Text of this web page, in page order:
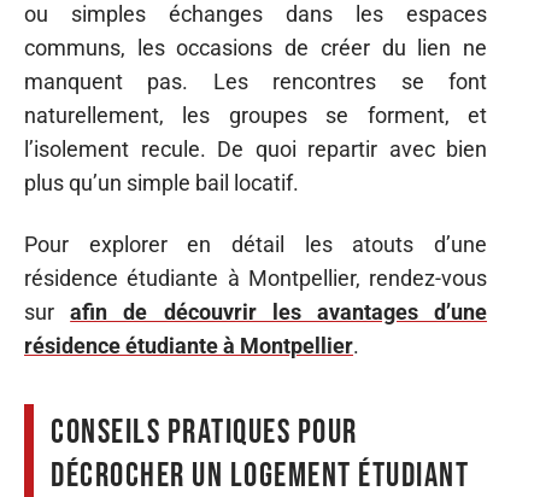
ou simples échanges dans les espaces
communs, les occasions de créer du lien ne
manquent pas. Les rencontres se font
naturellement, les groupes se forment, et
l’isolement recule. De quoi repartir avec bien
plus qu’un simple bail locatif.
Pour explorer en détail les atouts d’une
résidence étudiante à Montpellier, rendez-vous
surafin de découvrir les avantages d’une
résidence étudiante à Montpellier.
Conseils pratiques pour
décrocher un logement étudiant